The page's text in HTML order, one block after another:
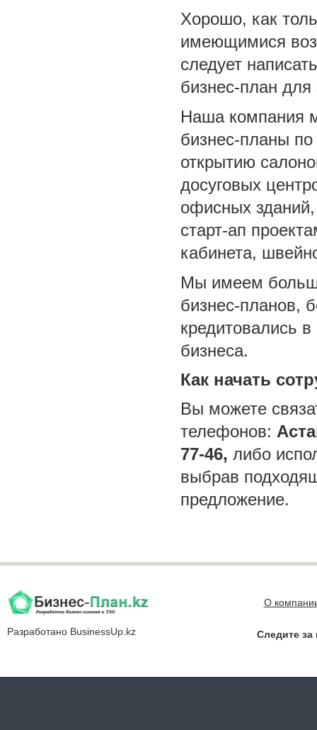
Хорошо, как
имеющимися
следует
бизнес-план
Наша компания
бизнес-планы по
открытию
досуговых
офисных
старт-ап
кабинета,
Мы имеем
бизнес-планов,
кредитовались
бизнеса.
Как начать
Вы можете
телефонов:
77-46, либо
выбрав
предложение.
Разработано BusinessUp.kz
О
Следите за